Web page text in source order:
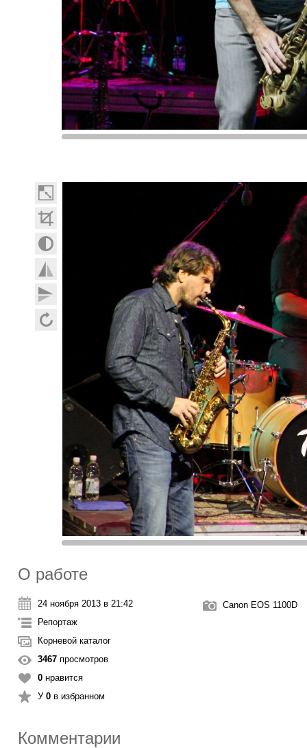
О работе
24 ноября 2013 в 21:42
Репортаж
Корневой каталог
3467 просмотров
0 нравится
У 0 в избранном
Canon EOS 1100D
Комментарии